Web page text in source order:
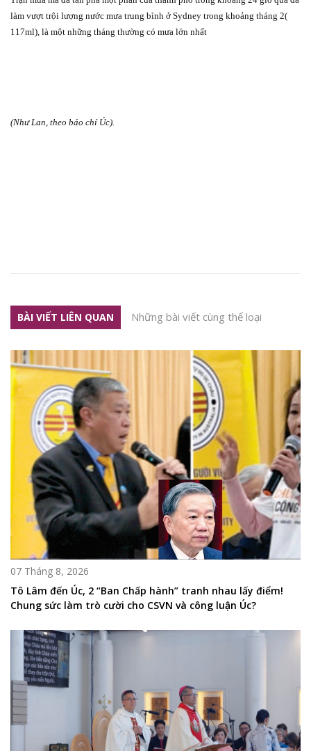
làm vượt trội lượng nước mưa trung bình ở Sydney trong khoảng tháng 2(
117ml), là một những tháng thường có mưa lớn nhất
(Như Lan, theo báo chí Úc).
BÀI VIẾT LIÊN QUAN Những bài viết cùng thể loại
07 Tháng 8, 2026
Tô Lâm đến Úc, 2 “Ban Chấp hành” tranh nhau lấy điểm!
Chung sức làm trò cười cho CSVN và công luận Úc?